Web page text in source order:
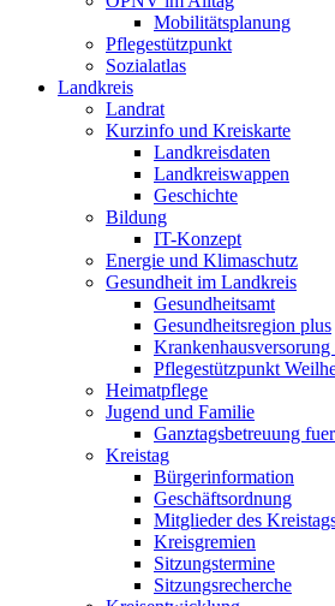
Mobilitätsplanung
Pflegestützpunkt
Sozialatlas
Landkreis
Landrat
Kurzinfo und Kreiskarte
Landkreisdaten
Landkreiswappen
Geschichte
Bildung
IT-Konzept
Energie und Klimaschutz
Gesundheit im Landkreis
Gesundheitsamt
Gesundheitsregion plus
Pflegestützpunkt
Heimatpflege
Jugend und Familie
Ganztagsbetreuung
Kreistag
Bürgerinformation
Geschäftsordnung
Mitglieder des
Kreisgremien
Sitzungstermine
Sitzungsrecherche